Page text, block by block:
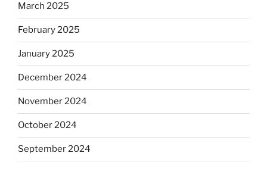
March 2025
February 2025
January 2025
December 2024
November 2024
October 2024
September 2024